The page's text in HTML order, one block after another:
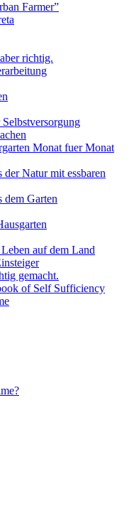
Farmer”
richtig.
Monat fuer Monat
der Natur mit essbaren
dem Garten
auf dem Land
gemacht.
of Self Sufficiency